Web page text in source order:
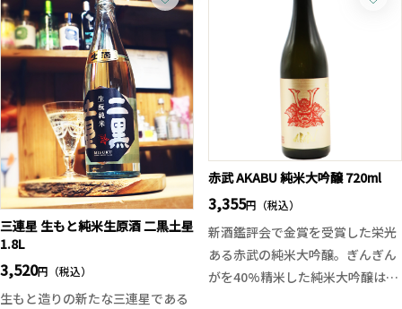
かな旨味がふくらみ、後半は一歩
己らしい心地よい渋みが全体を引
き締める上質な味わい。
華やかさと繊細さを兼ね備えた、
蔵の真摯な酒造りを感じられる一
本です。
のコクと深みのある風味がありま
す。通常のたちばなよりもインパ
クトのある味わいですが、後味は
スッキリとしており、芋の甘い余
韻がほのかに感じます。ロック、
水割り、お湯割りと幅広く楽しむ
事ができる本格焼酎です。
三連星 生もと純米生原酒 二黒土星
1.8L
3,520円（税込）
生もと造りの新たな三連星である
赤武 AKABU 純米大吟醸 720ml
3,355円（税込）
新酒鑑評会で金賞を受賞した栄光
ある赤武の純米大吟醸。ぎんぎん
がを40%精米した純米大吟醸は品